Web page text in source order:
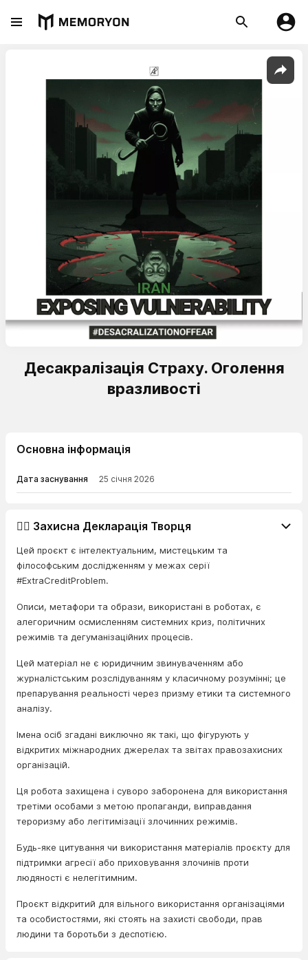
Десакралізація Страху. Оголення
вразливості
Основна інформація
Дата заснування 25 січня 2026
👨‍⚖️ Захисна Декларація Творця
Цей проєкт є інтелектуальним, мистецьким та
філософським дослідженням у межах серії
#ExtraCreditProblem.
Описи, метафори та образи, використані в роботах, є
алегоричним осмисленням системних криз, політичних
режимів та дегуманізаційних процесів.
Цей матеріал не є юридичним звинуваченням або
журналістським розслідуванням у класичному розумінні; це
препарування реальності через призму етики та системного
аналізу.
Імена осіб згадані виключно як такі, що фігурують у
відкритих міжнародних джерелах та звітах правозахисних
організацій.
Ця робота захищена і суворо заборонена для використання
третіми особами з метою пропаганди, виправдання
тероризму або легітимізації злочинних режимів.
Будь-яке цитування чи використання матеріалів проєкту для
підтримки агресії або приховування злочинів проти
людяності є нелегітимним.
Проєкт відкритий для вільного використання організаціями
та особистостями, які стоять на захисті свободи, прав
людини та боротьби з деспотією.